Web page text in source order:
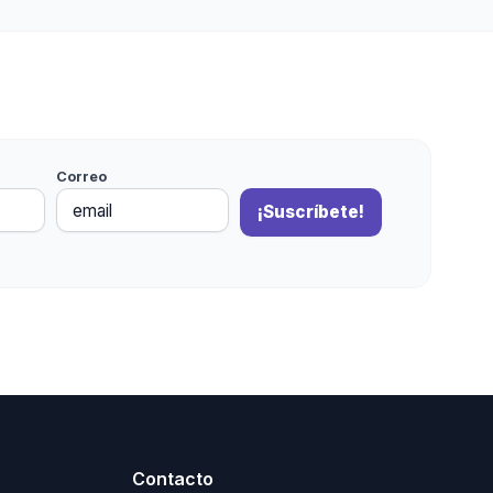
Correo
¡Suscríbete!
Contacto